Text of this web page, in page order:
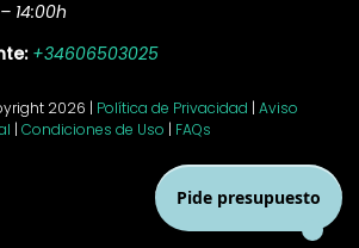
14:00h
+34606503025
2026 | Política de Privacidad | Aviso
| Condiciones de Uso | FAQs
Pide presupuesto